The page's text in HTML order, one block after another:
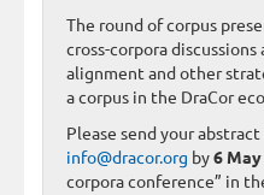
The round of corpus
cross-corpora
alignment and other
a corpus in the DraCor
Please send your
info@dracor.org by6
corpora conference” in